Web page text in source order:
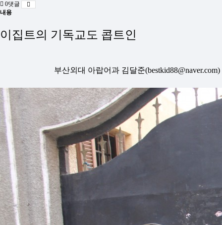
0댓글
내용
이집트의 기독교도 콥트인
부산외대 아랍어과 김달준(bestkid88@naver.com)